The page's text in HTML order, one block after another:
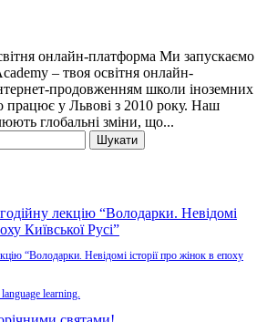
онлайн-платформа Ми запускаємо
– твоя освітня онлайн-
продовженням школи іноземних
працює у Львові з 2010 року. Наш
глобальні зміни, що...
“Володарки. Невідомі історії про жінок в епоху
learning.